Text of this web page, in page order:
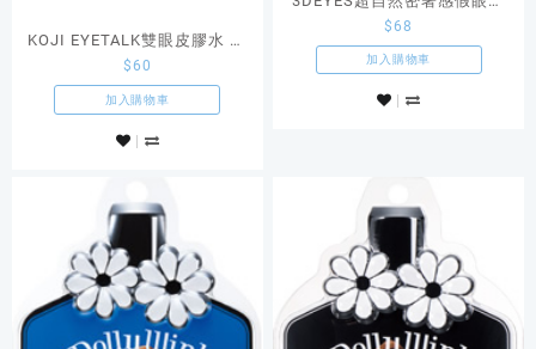
KOJI EYETALK雙眼皮膠水 可
作假眼睫毛膠水
$60
加入購物車
毛膠水
$68
加入購物車